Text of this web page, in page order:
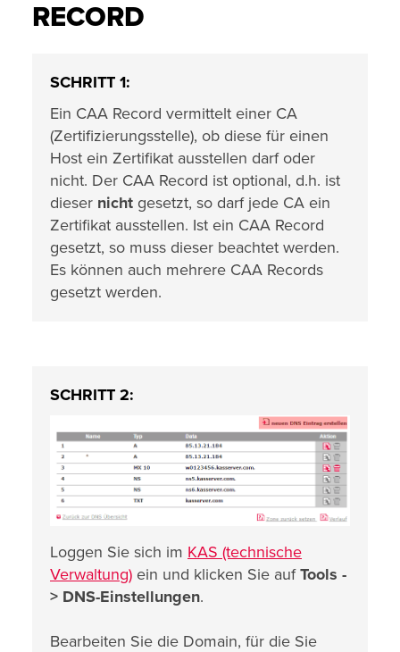
RECORD
SCHRITT 1:
Ein CAA Record vermittelt einer CA
(Zertifizierungsstelle), ob diese für einen
Host ein Zertifikat ausstellen darf oder
nicht. Der CAA Record ist optional, d.h. ist
dieser nicht gesetzt, so darf jede CA ein
Zertifikat ausstellen. Ist ein CAA Record
gesetzt, so muss dieser beachtet werden.
Es können auch mehrere CAA Records
gesetzt werden.
SCHRITT 2:
Loggen Sie sich im KAS (technische
Verwaltung) ein und klicken Sie aufTools -
> DNS-Einstellungen.
Bearbeiten Sie die Domain, für die Sie